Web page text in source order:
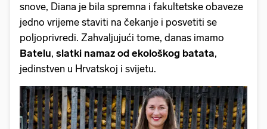
snove, Diana je bila spremna i fakultetske obaveze
jedno vrijeme staviti na čekanje i posvetiti se
poljoprivredi. Zahvaljujući tome, danas imamo
Batelu, slatki namaz od ekološkog batata,
jedinstven u Hrvatskoj i svijetu.